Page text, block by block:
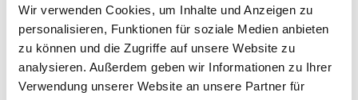
Wir verwenden Cookies, um Inhalte und Anzeigen zu
personalisieren, Funktionen für soziale Medien anbieten
zu können und die Zugriffe auf unsere Website zu
analysieren. Außerdem geben wir Informationen zu Ihrer
Verwendung unserer Website an unsere Partner für